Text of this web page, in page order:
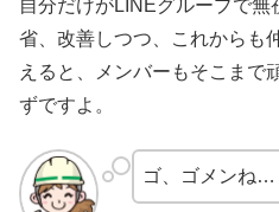
自分だけがLINEグループで無
省、改善しつつ、これからも
えると、メンバーもそこまで
ずですよ。
ゴ、ゴメンね…